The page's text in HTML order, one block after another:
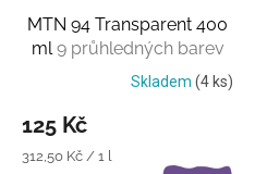
MTN 94 Transparent 400
ml 9 průhledných barev
Skladem (4 ks)
125 Kč
Měrná
312,50 Kč / 1 l